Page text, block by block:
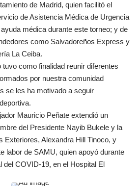
de Madrid, quien facilitó el
de Asistencia Médica de Urgencia
médica durante este torneo; y de
como Salvadoreños Express y
La Ceiba.
tuvo como finalidad reunir diferentes
por nuestra comunidad
se les ha motivado a seguir
Mauricio Peñate extendió un
del Presidente Nayib Bukele y la
Exteriores, Alexandra Hill Tinoco, y
labor de SAMU, quien apoyó durante
del COVID-19, en el Hospital El